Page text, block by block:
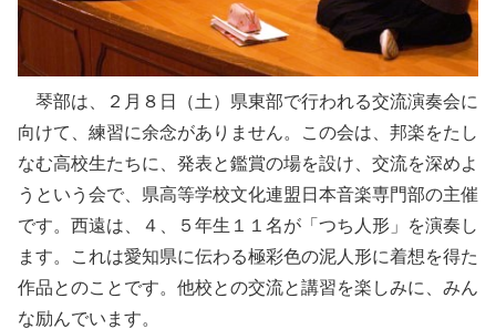
琴部は、２月８日（土）県東部で行われる交流演奏会に
向けて、練習に余念がありません。この会は、邦楽をたし
なむ高校生たちに、発表と鑑賞の場を設け、交流を深めよ
うという会で、県高等学校文化連盟日本音楽専門部の主催
です。西遠は、４、５年生１１名が「つち人形」を演奏し
ます。これは愛知県に伝わる極彩色の泥人形に着想を得た
作品とのことです。他校との交流と講習を楽しみに、みん
な励んでいます。